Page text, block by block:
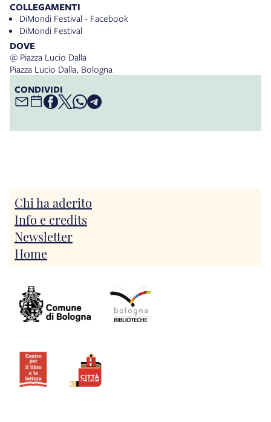
COLLEGAMENTI
DiMondi Festival - Facebook
DiMondi Festival
DOVE
@ Piazza Lucio Dalla
Piazza Lucio Dalla, Bologna
CONDIVIDI
Chi ha aderito
Info e credits
Newsletter
Home